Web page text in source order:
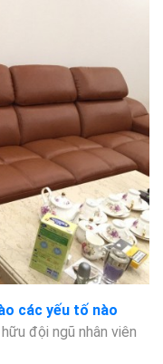
các yếu tố nào
đội ngũ nhân viên